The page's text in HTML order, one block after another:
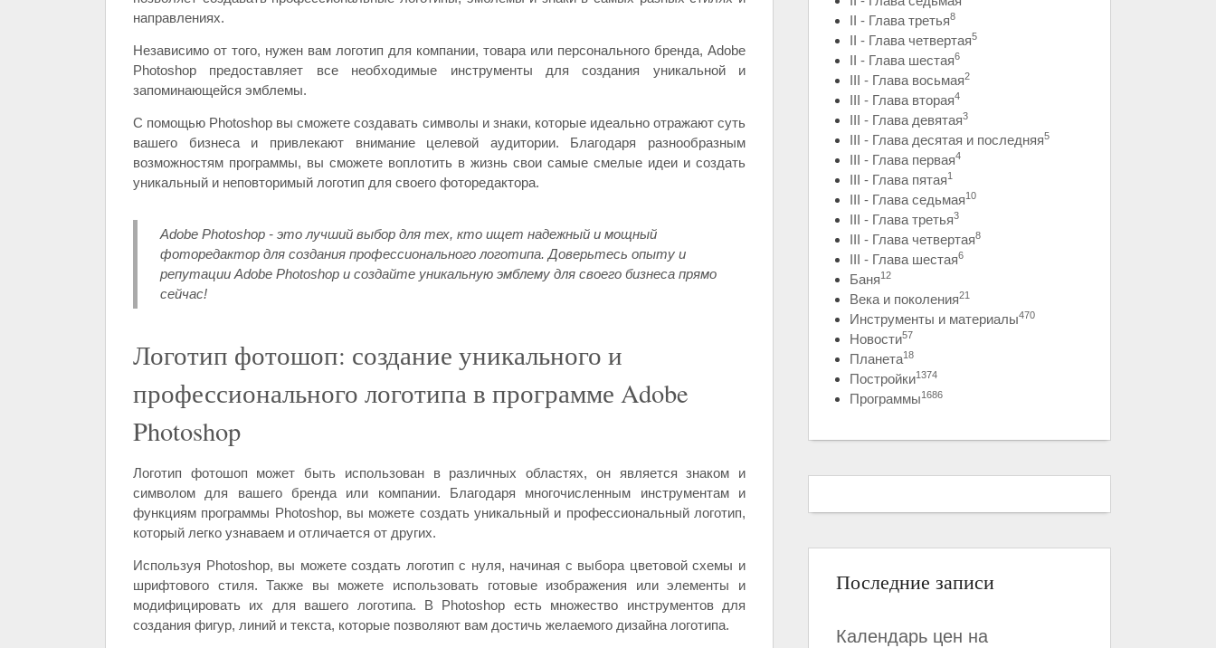
направлениях.
Независимо от того, нужен вам логотип для компании, товара или персонального бренда, Adobe
Photoshop предоставляет все необходимые инструменты для создания уникальной и
запоминающейся эмблемы.
С помощью Photoshop вы сможете создавать символы и знаки, которые идеально отражают суть
вашего бизнеса и привлекают внимание целевой аудитории. Благодаря разнообразным
возможностям программы, вы сможете воплотить в жизнь свои самые смелые идеи и создать
уникальный и неповторимый логотип для своего фоторедактора.
Adobe Photoshop - это лучший выбор для тех, кто ищет надежный и мощный
фоторедактор для создания профессионального логотипа. Доверьтесь опыту и
репутации Adobe Photoshop и создайте уникальную эмблему для своего бизнеса прямо
сейчас!
Логотип фотошоп: создание уникального и
профессионального логотипа в программе Adobe
Photoshop
Логотип фотошоп может быть использован в различных областях, он является знаком и
символом для вашего бренда или компании. Благодаря многочисленным инструментам и
функциям программы Photoshop, вы можете создать уникальный и профессиональный логотип,
который легко узнаваем и отличается от других.
Используя Photoshop, вы можете создать логотип с нуля, начиная с выбора цветовой схемы и
шрифтового стиля. Также вы можете использовать готовые изображения или элементы и
модифицировать их для вашего логотипа. В Photoshop есть множество инструментов для
создания фигур, линий и текста, которые позволяют вам достичь желаемого дизайна логотипа.
II - Глава третья8
II - Глава четвертая5
II - Глава шестая6
III - Глава восьмая2
III - Глава вторая4
III - Глава девятая3
III - Глава десятая и последняя5
III - Глава первая4
III - Глава пятая1
III - Глава седьмая10
III - Глава третья3
III - Глава четвертая8
III - Глава шестая6
Баня12
Века и поколения21
Инструменты и материалы470
Новости57
Планета18
Постройки1374
Программы1686
Последние записи
Календарь цен на